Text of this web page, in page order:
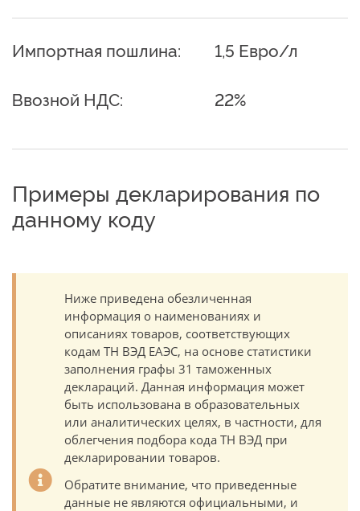
Импортная пошлина: 1,5 Евро/л
Ввозной НДС: 22%
Примеры декларирования по
данному коду
Ниже приведена обезличенная
информация о наименованиях и
описаниях товаров, соответствующих
кодам ТН ВЭД ЕАЭС, на основе статистики
заполнения графы 31 таможенных
деклараций. Данная информация может
быть использована в образовательных
или аналитических целях, в частности, для
облегчения подбора кода ТН ВЭД при
декларировании товаров.
Обратите внимание, что приведенные
данные не являются официальными, и